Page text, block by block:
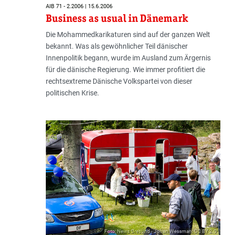
AIB 71 - 2.2006 | 15.6.2006
Business as usual in Dänemark
Die Mohammedkarikaturen sind auf der ganzen Welt
bekannt. Was als gewöhnlicher Teil dänischer
Innenpolitik begann, wurde im Ausland zum Ärgernis
für die dänische Regierung. Wie immer profitiert die
rechtsextreme Dänische Volkspartei von dieser
politischen Krise.
Foto: News Øresund - Johan Wessman; CC BY 2.0